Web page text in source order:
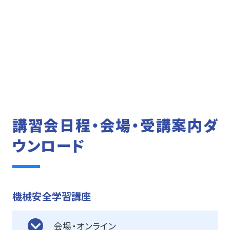
講習会日程・会場・受講案内ダ
ウンロード
機械安全学習講座
会場・オンライン